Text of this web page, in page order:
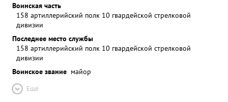
Воинская часть
158 артиллерийский полк 10 гвардейской стрелковой
дивизии
Последнее место службы
158 артиллерийский полк 10 гвардейской стрелковой
дивизии
Воинское звание майор
Ещё